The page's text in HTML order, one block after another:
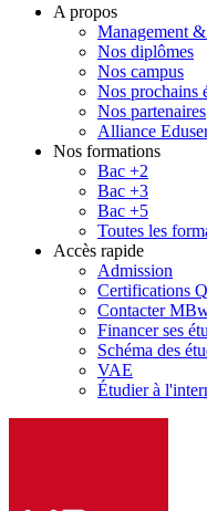
A propos
Management
Nos diplômes
Nos campus
Nos prochains
Nos partenaires
Alliance
Nos formations
Bac +2
Bac +3
Bac +5
Toutes les
Accès rapide
Admission
Certifications
Contacter
Financer ses
Schéma des
VAE
Étudier à